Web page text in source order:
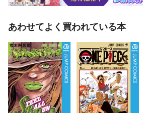
あわせてよく買われている本